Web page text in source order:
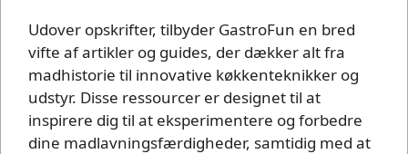
Udover opskrifter, tilbyder GastroFun en bred
vifte af artikler og guides, der dækker alt fra
madhistorie til innovative køkkenteknikker og
udstyr. Disse ressourcer er designet til at
inspirere dig til at eksperimentere og forbedre
dine madlavningsfærdigheder, samtidig med at